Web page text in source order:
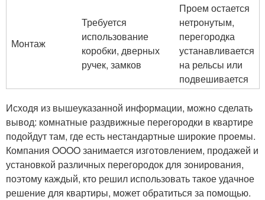
Монтаж
Требуется
использование
коробки, дверных
ручек, замков
Проем остается
нетронутым,
перегородка
устанавливается
на рельсы или
подвешивается
Исходя из вышеуказанной информации, можно сделать
вывод: комнатные раздвижные перегородки в квартире
подойдут там, где есть нестандартные широкие проемы.
Компания OOOO занимается изготовлением, продажей и
установкой различных перегородок для зонирования,
поэтому каждый, кто решил использовать такое удачное
решение для квартиры, может обратиться за помощью.